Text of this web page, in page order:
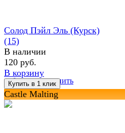
избранное сравнить
Солод Пэйл Эль (Курск)
(15)
В наличии
120 руб.
В корзину
Castle Malting